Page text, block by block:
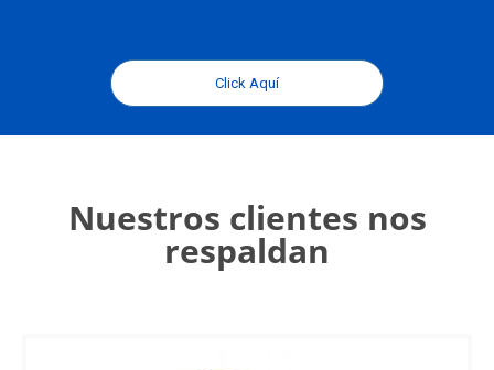
Click Aquí
Nuestros clientes nos
respaldan